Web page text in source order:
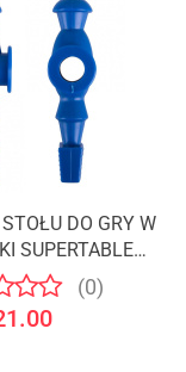
DO GRY W
SUPERTABLE
/WORKER
(0)